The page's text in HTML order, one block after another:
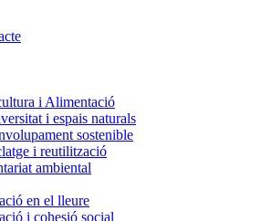
i Alimentació
i espais naturals
sostenible
i reutilització
ambiental
en el lleure
i cohesió social